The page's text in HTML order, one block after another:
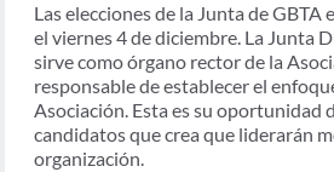
Las elecciones de la Junta de GBTA
el viernes 4 de diciembre. La Junta
sirve como órgano rector de la
responsable de establecer el
Asociación. Esta es su oportunidad
candidatos que crea que liderarán
organización.